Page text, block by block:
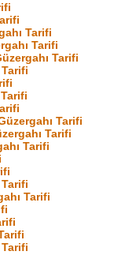
Tarifi
Tarifi
Tarifi
Tarifi
Tarifi
Tarifi
Tarifi